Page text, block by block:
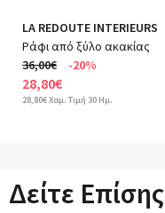
LA REDOUTE INTERIEURS
Ράφι από ξύλο ακακίας
36,00€
-20%
28,80€
28,80€ Χαμ. Τιμή 30 Ημ.
Δείτε Επίσης